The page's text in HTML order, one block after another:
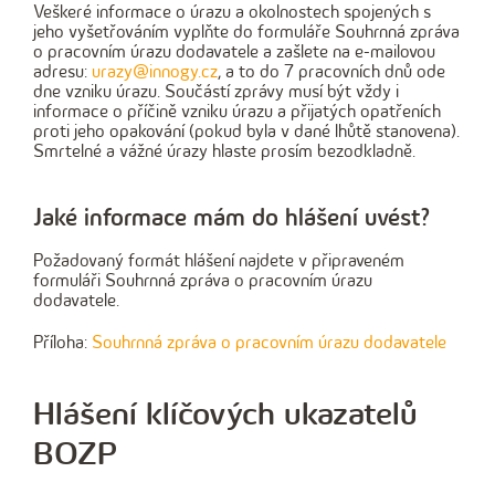
Veškeré informace o úrazu a okolnostech spojených s
jeho vyšetřováním vyplňte do formuláře Souhrnná zpráva
o pracovním úrazu dodavatele a zašlete na e-mailovou
adresu: urazy@innogy.cz, a to do 7 pracovních dnů ode
dne vzniku úrazu. Součástí zprávy musí být vždy i
informace o příčině vzniku úrazu a přijatých opatřeních
proti jeho opakování (pokud byla v dané lhůtě stanovena).
Smrtelné a vážné úrazy hlaste prosím bezodkladně.
Jaké informace mám do hlášení uvést?
Požadovaný formát hlášení najdete v připraveném
formuláři Souhrnná zpráva o pracovním úrazu
dodavatele.
Příloha: Souhrnná zpráva o pracovním úrazu dodavatele
Hlášení klíčových ukazatelů
BOZP